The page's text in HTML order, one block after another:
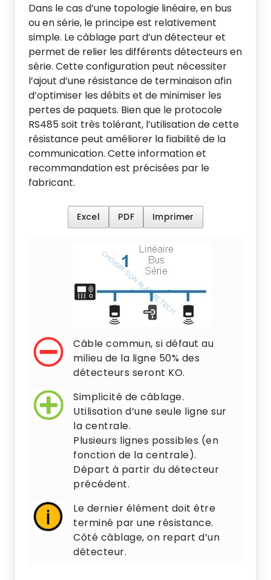
Dans le cas d’une topologie linéaire, en bus
ou en série, le principe est relativement
simple. Le câblage part d’un détecteur et
permet de relier les différents détecteurs en
série. Cette configuration peut nécessiter
l’ajout d’une résistance de terminaison afin
d’optimiser les débits et de minimiser les
pertes de paquets. Bien que le protocole
RS485 soit très tolérant, l’utilisation de cette
résistance peut améliorer la fiabilité de la
communication. Cette information et
recommandation est précisées par le
fabricant.
Excel PDF Imprimer
Câble commun, si défaut au
milieu de la ligne 50% des
détecteurs seront KO.
Simplicité de câblage.
Utilisation d’une seule ligne sur
la centrale.
Plusieurs lignes possibles (en
fonction de la centrale).
Départ à partir du détecteur
précédent.
Le dernier élément doit être
terminé par une résistance.
Côté câblage, on repart d’un
détecteur.